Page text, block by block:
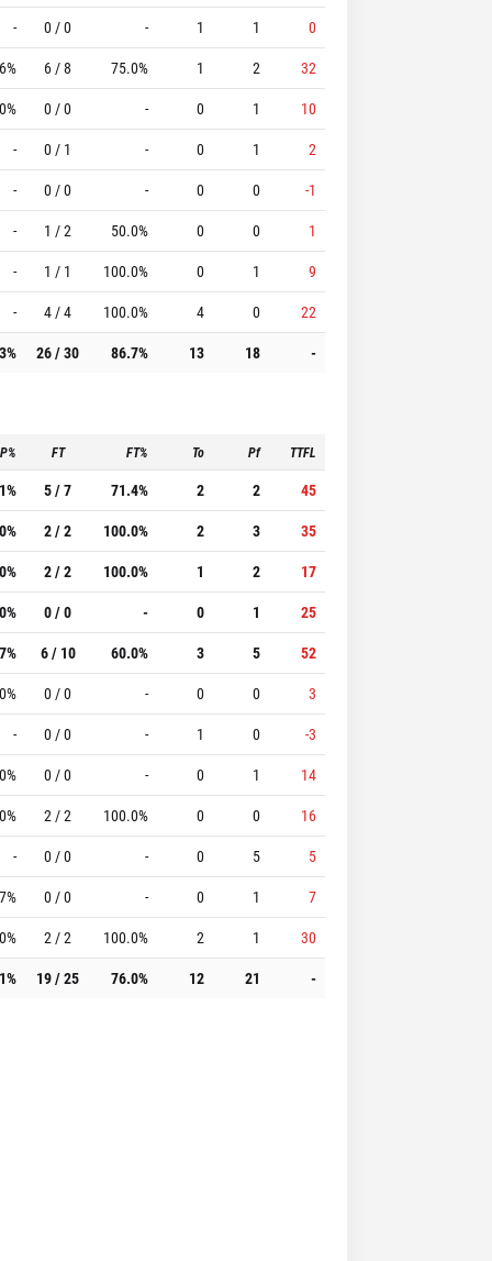
-
0 / 0 - 1 1
0
6 / 8 75.0% 1 2
32
0 / 0 - 0 1
10
-
0 / 1 - 0 1
2
-
0 / 0 - 0 0
-1
-
1 / 2 50.0% 0 0
1
-
1 / 1 100.0% 0 1
9
-
4 / 4 100.0% 4 0
22
26 / 30 86.7% 13 18 -
FT FT% To Pf TTFL
5 / 7 71.4% 2 2
45
2 / 2 100.0% 2 3
35
2 / 2 100.0% 1 2
17
0 / 0 - 0 1
25
6 / 10 60.0% 3 5
52
0 / 0 - 0 0
3
-
0 / 0 - 1 0
-3
0 / 0 - 0 1
14
2 / 2 100.0% 0 0
16
-
0 / 0 - 0 5
5
0 / 0 - 0 1
7
2 / 2 100.0% 2 1
30
19 / 25 76.0% 12 21 -